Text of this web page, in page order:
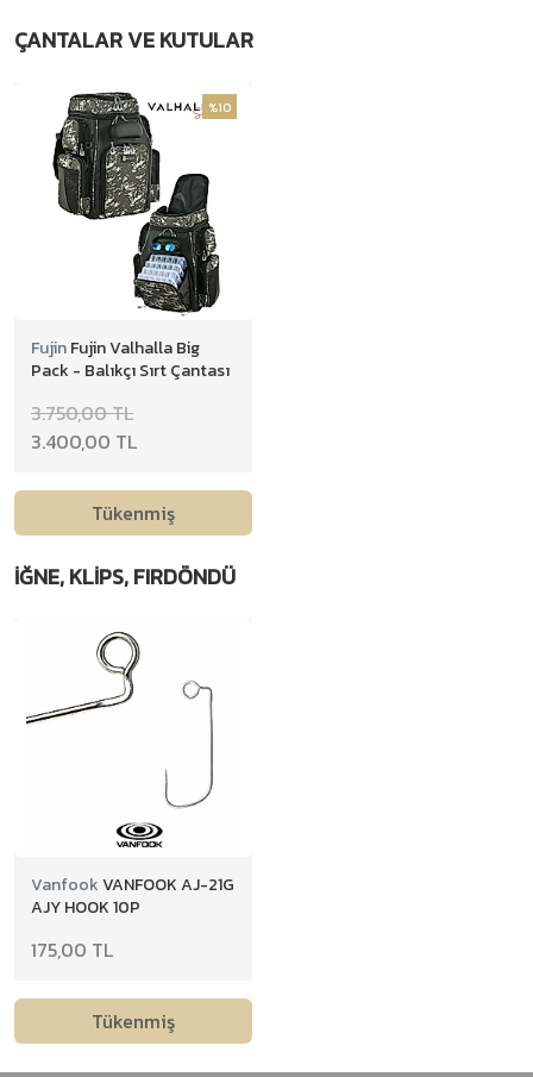
ÇANTALAR VE KUTULAR
%10
FujinFujin Valhalla Big
Pack - Balıkçı Sırt Çantası
3.750,00 TL
3.400,00 TL
Tükenmiş
İĞNE, KLIPS, FIRDÖNDÜ
VanfookVANFOOK AJ-21G
AJY HOOK 10P
175,00 TL
Tükenmiş
İstavrit Takımları
Kalamar Takımları
Sinarit Takımları